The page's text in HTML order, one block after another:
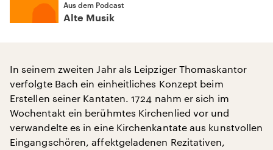
Aus dem Podcast
Alte Musik
In seinem zweiten Jahr als Leipziger Thomaskantor
verfolgte Bach ein einheitliches Konzept beim
Erstellen seiner Kantaten. 1724 nahm er sich im
Wochentakt ein berühmtes Kirchenlied vor und
verwandelte es in eine Kirchenkantate aus kunstvollen
Eingangschören, affektgeladenen Rezitativen,